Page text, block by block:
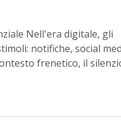
Nell'era digitale, gli
notifiche, social
frenetico, il